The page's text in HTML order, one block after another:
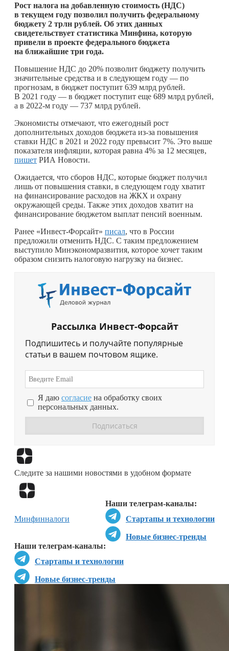
Рост налога на добавленную стоимость (НДС)
в текущем году позволил получить федеральному
бюджету 2 трлн рублей. Об этих данных
свидетельствует статистика Минфина, которую
привели в проекте федерального бюджета
на ближайшие три года.
Повышение НДС до 20% позволит бюджету получить
значительные средства и в следующем году — по
прогнозам, в бюджет поступит 639 млрд рублей.
В 2021 году — в бюджет поступит еще 689 млрд рублей,
а в 2022-м году — 737 млрд рублей.
Экономисты отмечают, что ежегодный рост
дополнительных доходов бюджета из-за повышения
ставки НДС в 2021 и 2022 году превысит 7%. Это выше
показателя инфляции, которая равна 4% за 12 месяцев,
пишет РИА Новости.
Ожидается, что сборов НДС, которые бюджет получил
лишь от повышения ставки, в следующем году хватит
на финансирование расходов на ЖКХ и охрану
окружающей среды. Также этих доходов хватит на
финансирование бюджетом выплат пенсий военным.
Ранее «Инвест-Форсайт» писал, что в России
предложили отменить НДС. С таким предложением
выступило Минэкономразвития, которое хочет таким
образом снизить налоговую нагрузку на бизнес.
Рассылка Инвест-Форсайт
Подпишитесь и получайте популярные
статьи в вашем почтовом ящике.
Я даю согласие на обработку своих
персональных данных.
Следите за нашими новостями в удобном формате
Наши телеграм-каналы:
Стартапы и технологии
Новые бизнес-тренды
Наши телеграм-каналы:
Стартапы и технологии
Новые бизнес-тренды
Минфинналоги